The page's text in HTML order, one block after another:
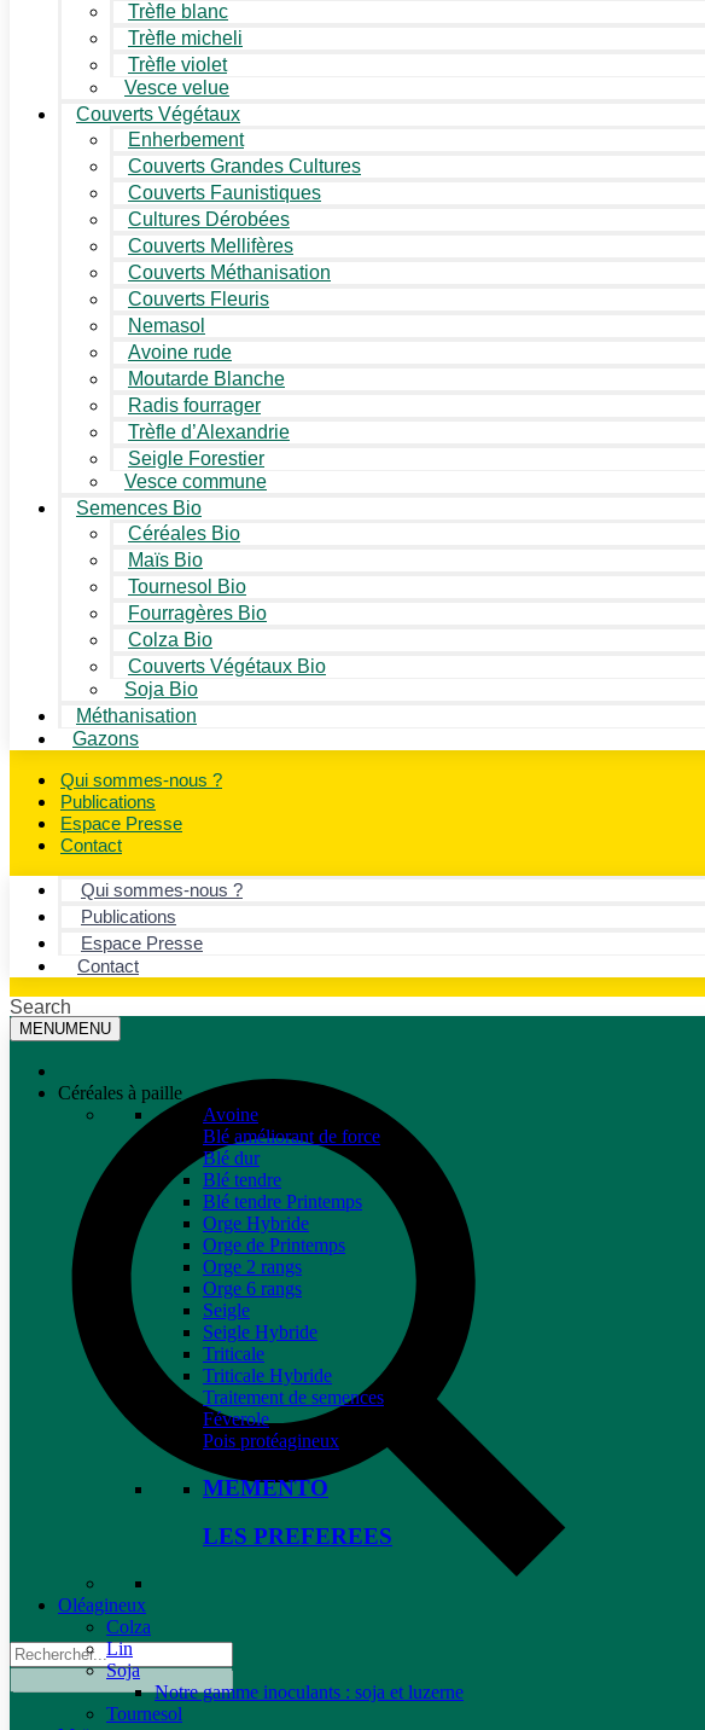
Trèfle blanc
Trèfle micheli
Trèfle violet
Vesce velue
Couverts Végétaux
Enherbement
Couverts Grandes Cultures
Couverts Faunistiques
Cultures Dérobées
Couverts Mellifères
Couverts Méthanisation
Couverts Fleuris
Nemasol
Avoine rude
Moutarde Blanche
Radis fourrager
Trèfle d’Alexandrie
Seigle Forestier
Vesce commune
Semences Bio
Céréales Bio
Maïs Bio
Tournesol Bio
Fourragères Bio
Colza Bio
Couverts Végétaux Bio
Soja Bio
Méthanisation
Gazons
Qui sommes-nous ?
Publications
Espace Presse
Contact
Qui sommes-nous ?
Publications
Espace Presse
Contact
Search
MENUMENU
Céréales à paille
Avoine
Blé améliorant de force
Blé dur
Blé tendre
Blé tendre Printemps
Orge Hybride
Orge de Printemps
Orge 2 rangs
Orge 6 rangs
Seigle
Seigle Hybride
Triticale
Triticale Hybride
Traitement de semences
Féverole
Pois protéagineux
MEMENTO
LES PREFEREES
Oléagineux
Colza
Lin
Soja
Notre gamme inoculants : soja et luzerne
Tournesol